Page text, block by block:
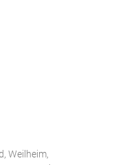
Weilheim,